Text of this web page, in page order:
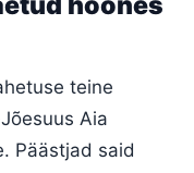
teine
Aia
Päästjad said